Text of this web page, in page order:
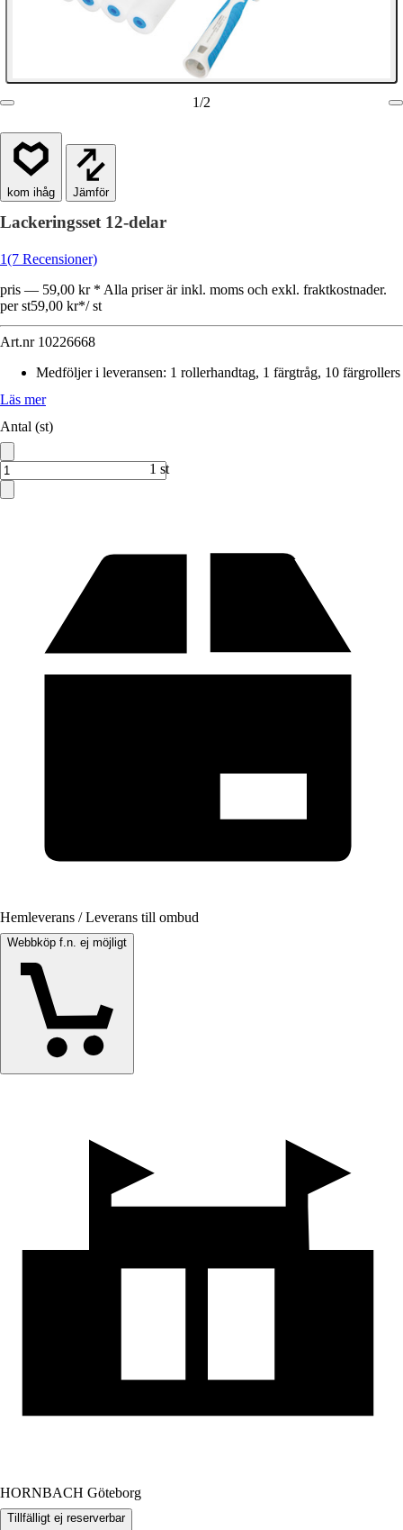
1/2
Jämför
Lackeringsset 12-delar
1(7 Recensioner)
pris — 59,00 kr * Alla priser är inkl. moms och exkl. fraktkostnader.
per st59,00 kr*/ st
Art.nr 10226668
Medföljer i leveransen: 1 rollerhandtag, 1 färgtråg, 10 färgrollers
Läs mer
Antal (st)
1 st
Hemleverans / Leverans till ombud
Webbköp f.n. ej möjligt
HORNBACH Göteborg
Tillfälligt ej reserverbar